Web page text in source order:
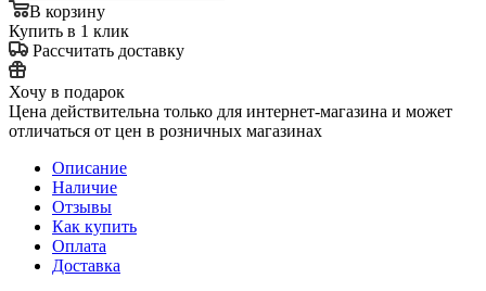
В корзину
Купить в 1 клик
Рассчитать доставку
Хочу в подарок
Цена действительна только для интернет-магазина и может
отличаться от цен в розничных магазинах
Описание
Наличие
Отзывы
Как купить
Оплата
Доставка